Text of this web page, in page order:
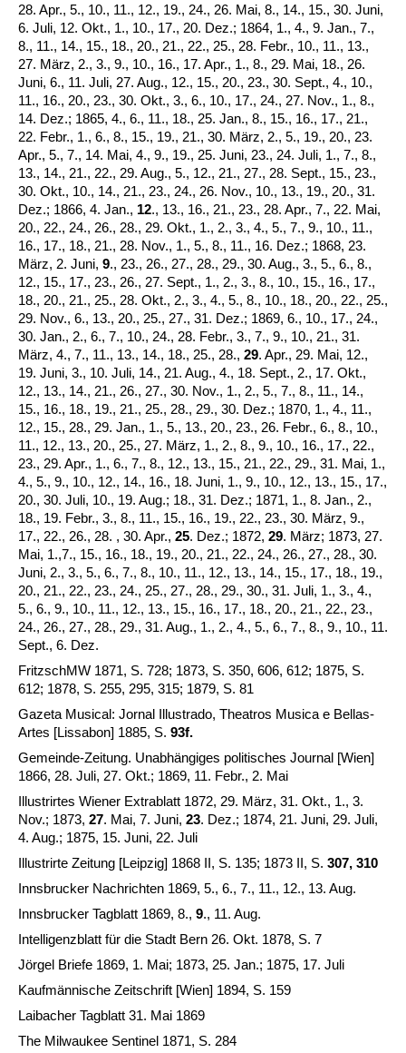
28. Apr., 5., 10., 11., 12., 19., 24., 26. Mai, 8., 14., 15., 30. Juni,
6. Juli, 12. Okt., 1., 10., 17., 20. Dez.; 1864, 1., 4., 9. Jan., 7.,
8., 11., 14., 15., 18., 20., 21., 22., 25., 28. Febr., 10., 11., 13.,
27. März, 2., 3., 9., 10., 16., 17. Apr., 1., 8., 29. Mai, 18., 26.
Juni, 6., 11. Juli, 27. Aug., 12., 15., 20., 23., 30. Sept., 4., 10.,
11., 16., 20., 23., 30. Okt., 3., 6., 10., 17., 24., 27. Nov., 1., 8.,
14. Dez.; 1865, 4., 6., 11., 18., 25. Jan., 8., 15., 16., 17., 21.,
22. Febr., 1., 6., 8., 15., 19., 21., 30. März, 2., 5., 19., 20., 23.
Apr., 5., 7., 14. Mai, 4., 9., 19., 25. Juni, 23., 24. Juli, 1., 7., 8.,
13., 14., 21., 22., 29. Aug., 5., 12., 21., 27., 28. Sept., 15., 23.,
30. Okt., 10., 14., 21., 23., 24., 26. Nov., 10., 13., 19., 20., 31.
Dez.; 1866, 4. Jan., 12., 13., 16., 21., 23., 28. Apr., 7., 22. Mai,
20., 22., 24., 26., 28., 29. Okt., 1., 2., 3., 4., 5., 7., 9., 10., 11.,
16., 17., 18., 21., 28. Nov., 1., 5., 8., 11., 16. Dez.; 1868, 23.
März, 2. Juni, 9., 23., 26., 27., 28., 29., 30. Aug., 3., 5., 6., 8.,
12., 15., 17., 23., 26., 27. Sept., 1., 2., 3., 8., 10., 15., 16., 17.,
18., 20., 21., 25., 28. Okt., 2., 3., 4., 5., 8., 10., 18., 20., 22., 25.,
29. Nov., 6., 13., 20., 25., 27., 31. Dez.; 1869, 6., 10., 17., 24.,
30. Jan., 2., 6., 7., 10., 24., 28. Febr., 3., 7., 9., 10., 21., 31.
März, 4., 7., 11., 13., 14., 18., 25., 28., 29. Apr., 29. Mai, 12.,
19. Juni, 3., 10. Juli, 14., 21. Aug., 4., 18. Sept., 2., 17. Okt.,
12., 13., 14., 21., 26., 27., 30. Nov., 1., 2., 5., 7., 8., 11., 14.,
15., 16., 18., 19., 21., 25., 28., 29., 30. Dez.; 1870, 1., 4., 11.,
12., 15., 28., 29. Jan., 1., 5., 13., 20., 23., 26. Febr., 6., 8., 10.,
11., 12., 13., 20., 25., 27. März, 1., 2., 8., 9., 10., 16., 17., 22.,
23., 29. Apr., 1., 6., 7., 8., 12., 13., 15., 21., 22., 29., 31. Mai, 1.,
4., 5., 9., 10., 12., 14., 16., 18. Juni, 1., 9., 10., 12., 13., 15., 17.,
20., 30. Juli, 10., 19. Aug.; 18., 31. Dez.; 1871, 1., 8. Jan., 2.,
18., 19. Febr., 3., 8., 11., 15., 16., 19., 22., 23., 30. März, 9.,
17., 22., 26., 28. , 30. Apr., 25. Dez.; 1872, 29. März; 1873, 27.
Mai, 1.,7., 15., 16., 18., 19., 20., 21., 22., 24., 26., 27., 28., 30.
Juni, 2., 3., 5., 6., 7., 8., 10., 11., 12., 13., 14., 15., 17., 18., 19.,
20., 21., 22., 23., 24., 25., 27., 28., 29., 30., 31. Juli, 1., 3., 4.,
5., 6., 9., 10., 11., 12., 13., 15., 16., 17., 18., 20., 21., 22., 23.,
24., 26., 27., 28., 29., 31. Aug., 1., 2., 4., 5., 6., 7., 8., 9., 10., 11.
Sept., 6. Dez.
FritzschMW 1871, S. 728; 1873, S. 350, 606, 612; 1875, S.
612; 1878, S. 255, 295, 315; 1879, S. 81
Gazeta Musical: Jornal Illustrado, Theatros Musica e Bellas-
Artes [Lissabon] 1885, S. 93f.
Gemeinde-Zeitung. Unabhängiges politisches Journal [Wien]
1866, 28. Juli, 27. Okt.; 1869, 11. Febr., 2. Mai
Illustrirtes Wiener Extrablatt 1872, 29. März, 31. Okt., 1., 3.
Nov.; 1873, 27. Mai, 7. Juni, 23. Dez.; 1874, 21. Juni, 29. Juli,
4. Aug.; 1875, 15. Juni, 22. Juli
Illustrirte Zeitung [Leipzig] 1868 II, S. 135; 1873 II, S. 307, 310
Innsbrucker Nachrichten 1869, 5., 6., 7., 11., 12., 13. Aug.
Innsbrucker Tagblatt 1869, 8., 9., 11. Aug.
Intelligenzblatt für die Stadt Bern 26. Okt. 1878, S. 7
Jörgel Briefe 1869, 1. Mai; 1873, 25. Jan.; 1875, 17. Juli
Kaufmännische Zeitschrift [Wien] 1894, S. 159
Laibacher Tagblatt 31. Mai 1869
The Milwaukee Sentinel 1871, S. 284